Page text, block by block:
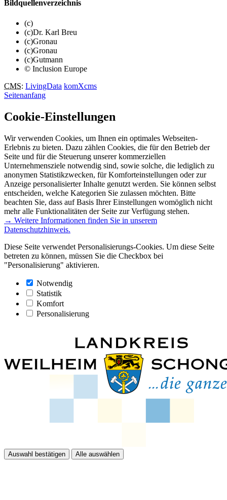
Bildquellenverzeichnis
(c)
(c)Dr. Karl Breu
(c)Gronau
(c)Gronau
(c)Gutmann
© Inclusion Europe
CMS: LivingData komXcms
Seitenanfang
Cookie-Einstellungen
Wir verwenden Cookies, um Ihnen ein optimales Webseiten-
Erlebnis zu bieten. Dazu zählen Cookies, die für den Betrieb der
Seite und für die Steuerung unserer kommerziellen
Unternehmensziele notwendig sind, sowie solche, die lediglich zu
anonymen Statistikzwecken, für Komforteinstellungen oder zur
Anzeige personalisierter Inhalte genutzt werden. Sie können selbst
entscheiden, welche Kategorien Sie zulassen möchten. Bitte
beachten Sie, dass auf Basis Ihrer Einstellungen womöglich nicht
mehr alle Funktionalitäten der Seite zur Verfügung stehen.
→ Weitere Informationen finden Sie in unserem
Datenschutzhinweis.
Diese Seite verwendet Personalisierungs-Cookies. Um diese Seite
betreten zu können, müssen Sie die Checkbox bei
"Personalisierung" aktivieren.
Notwendig
Statistik
Komfort
Personalisierung
Auswahl bestätigen Alle auswählen